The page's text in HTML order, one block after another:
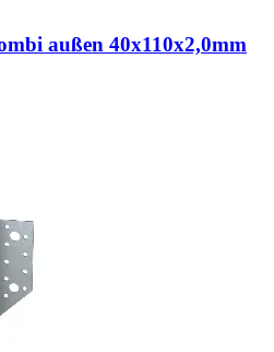
außen 40x110x2,0mm